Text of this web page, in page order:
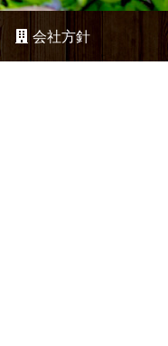
会社方針